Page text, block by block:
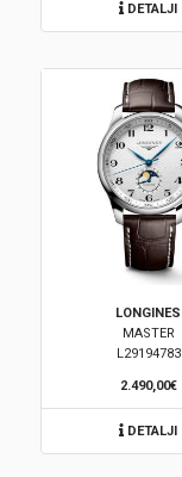
DETALJI
LONGINES
MASTER
L29194783
2.490,00€
DETALJI